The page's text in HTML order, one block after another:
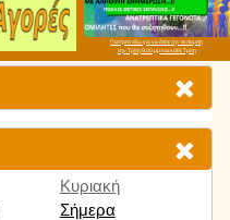
Πατήστε εδώ για να δείτε την εκπομπή
την Τρίτη 9:00 μμ και κάθε Τρίτη
Κυριακή
Σήμερα